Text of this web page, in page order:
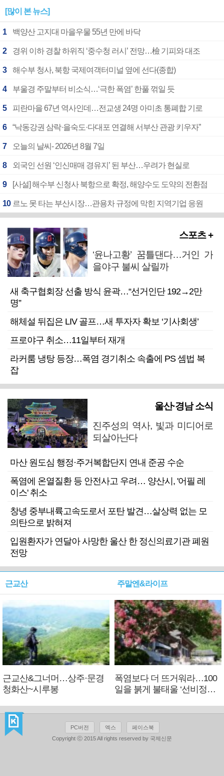
[많이 본 뉴스]
1 백양산 고지대 마을우물 55년 만에 바닥
2 경위 이하 경찰 하위직 ‘중수청 러시’ 전망…檢 기피와 대조
3 해수부 청사, 북항 국제여객터미널 옆에 선다(종합)
4 부울경 주말부터 비소식…‘극한 폭염’ 한풀 꺾일 듯
5 피란마을 67년 역사인데…전교생 24명 아미초 통폐합 기로
6 “낙동강권 삼락·을숙도·다대포 연결해 서부산 관광 키우자”
7 오늘의 날씨- 2026년 8월 7일
8 외국인 선원 ‘인신매매 경유지’ 된 부산…우려가 현실로
9 [사설] 해수부 신청사 북항으로 확정, 해양수도 도약의 전환점
10 르노 못 타는 부산시장…관용차 규정에 막힌 지역기업 응원
스포츠 +
‘윤나고황’ 꿈틀댄다…거인 가
을야구 불씨 살릴까
새 축구협회장 선출 방식 윤곽…“선거인단 192→2만
명”
해체설 뒤집은 LIV 골프…새 투자자 확보 ‘기사회생’
프로야구 취소…11일부터 재개
라커룸 냉탕 등장…폭염 경기취소 속출에 PS 셈법 복
잡
울산·경남 소식
진주성의 역사, 빛과 미디어로
되살아난다
마산 원도심 행정·주거복합단지 연내 준공 수순
폭염에 온열질환 등 안전사고 우려… 양산시, '어필 레
이스' 취소
창녕 중부내륙고속도로서 포탄 발견…살상력 없는 모
의탄으로 밝혀져
입원환자가 연달아 사망한 울산 한 정신의료기관 폐원
전망
근교산
근교산&그너머…상주·문경
청화산~시루봉
주말엔&라이프
폭염보다 더 뜨거워라…100
일을 붉게 불태울 ‘선비정신’
PC버전 엑스
페이스북
Copyright ⓒ 2015 All rights reserved by 국제신문